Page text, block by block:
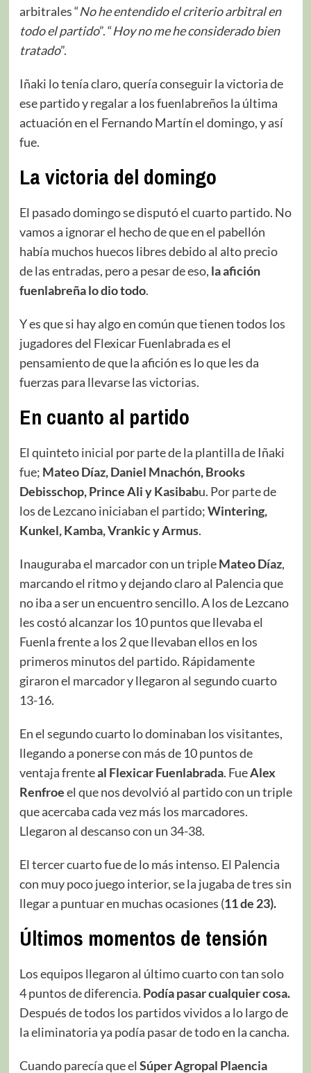
arbitrales “No he entendido el criterio arbitral en
todo el partido”. “Hoy no me he considerado bien
tratado”.
Iñaki lo tenía claro, quería conseguir la victoria de
ese partido y regalar a los fuenlabreños la última
actuación en el Fernando Martín el domingo, y así
fue.
La victoria del domingo
El pasado domingo se disputó el cuarto partido. No
vamos a ignorar el hecho de que en el pabellón
había muchos huecos libres debido al alto precio
de las entradas, pero a pesar de eso, la afición
fuenlabreña lo dio todo.
Y es que si hay algo en común que tienen todos los
jugadores del Flexicar Fuenlabrada es el
pensamiento de que la afición es lo que les da
fuerzas para llevarse las victorias.
En cuanto al partido
El quinteto inicial por parte de la plantilla de Iñaki
fue; Mateo Díaz, Daniel Mnachón, Brooks
Debisschop, Prince Ali y Kasibabu. Por parte de
los de Lezcano iniciaban el partido;Wintering,
Kunkel, Kamba, Vrankic y Armus.
Inauguraba el marcador con un tripleMateo Díaz,
marcando el ritmo y dejando claro al Palencia que
no iba a ser un encuentro sencillo. A los de Lezcano
les costó alcanzar los 10 puntos que llevaba el
Fuenla frente a los 2 que llevaban ellos en los
primeros minutos del partido. Rápidamente
giraron el marcador y llegaron al segundo cuarto
13-16.
En el segundo cuarto lo dominaban los visitantes,
llegando a ponerse con más de 10 puntos de
ventaja frenteal Flexicar Fuenlabrada. FueAlex
Renfroeel que nos devolvió al partido con un triple
que acercaba cada vez más los marcadores.
Llegaron al descanso con un 34-38.
El tercer cuarto fue de lo más intenso. El Palencia
con muy poco juego interior, se la jugaba de tres sin
llegar a puntuar en muchas ocasiones (11 de 23).
Últimos momentos de tensión
Los equipos llegaron al último cuarto con tan solo
4 puntos de diferencia. Podía pasar cualquier cosa.
Después de todos los partidos vividos a lo largo de
la eliminatoria ya podía pasar de todo en la cancha.
Cuando parecía que el Súper Agropal Plaencia